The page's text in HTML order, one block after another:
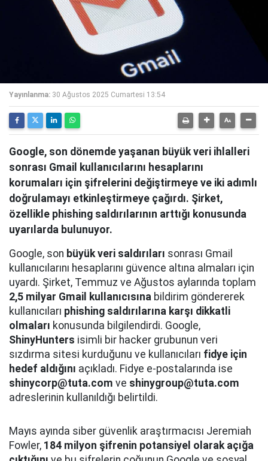
Yayınlanma: 30 Ağustos 2025 Cumartesi 13:54
Google, son dönemde yaşanan büyük veri ihlalleri
sonrası Gmail kullanıcılarını hesaplarını
korumaları için şifrelerini değiştirmeye ve iki adımlı
doğrulamayı etkinleştirmeye çağırdı. Şirket,
özellikle phishing saldırılarının arttığı konusunda
uyarılarda bulunuyor.
Google, son büyük veri saldırıları sonrası Gmail
kullanıcılarını hesaplarını güvence altına almaları için
uyardı. Şirket, Temmuz ve Ağustos aylarında toplam
2,5 milyar Gmail kullanıcısına bildirim göndererek
kullanıcıları phishing saldırılarına karşı dikkatli
olmaları konusunda bilgilendirdi. Google,
ShinyHunters isimli bir hacker grubunun veri
sızdırma sitesi kurduğunu ve kullanıcıları fidye için
hedef aldığını açıkladı. Fidye e-postalarında ise
shinycorp@tuta.com ve shinygroup@tuta.com
adreslerinin kullanıldığı belirtildi.
Mayıs ayında siber güvenlik araştırmacısı Jeremiah
Fowler, 184 milyon şifrenin potansiyel olarak açığa